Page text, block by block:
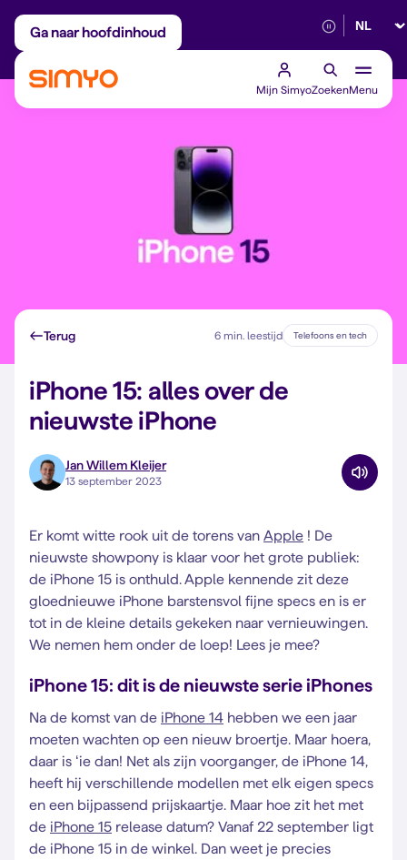
Ga naar hoofdinhoud
Maandelijks aanpasbaar Betrouwbaar
Mijn SimyoZoekenMenu
Terug 6 min. leestijd Telefoons en tech
iPhone 15: alles over de
nieuwste iPhone
Jan Willem Kleijer
13 september 2023
Er komt witte rook uit de torens van Apple ! De
nieuwste showpony is klaar voor het grote publiek:
de iPhone 15 is onthuld. Apple kennende zit deze
gloednieuwe iPhone barstensvol fijne specs en is er
tot in de kleine details gekeken naar vernieuwingen.
We nemen hem onder de loep! Lees je mee?
iPhone 15: dit is de nieuwste serie iPhones
Na de komst van de iPhone 14 hebben we een jaar
moeten wachten op een nieuw broertje. Maar hoera,
daar is ‘ie dan! Net als zijn voorganger, de iPhone 14,
heeft hij verschillende modellen met elk eigen specs
en een bijpassend prijskaartje. Maar hoe zit het met
de iPhone 15 release datum? Vanaf 22 september ligt
de iPhone 15 in de winkel. Dan weet je precies